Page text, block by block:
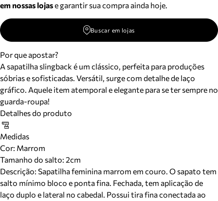
em nossas lojase garantir sua compra ainda hoje.
Buscar em lojas
Por que apostar?
A sapatilha slingback é um clássico, perfeita para produções
sóbrias e sofisticadas. Versátil, surge com detalhe de laço
gráfico. Aquele item atemporal e elegante para se ter sempre no
guarda-roupa!
Detalhes do produto
Medidas
Cor: Marrom
Tamanho do salto: 2cm
Descrição: Sapatilha feminina marrom em couro. O sapato tem
salto mínimo bloco e ponta fina. Fechada, tem aplicação de
laço duplo e lateral no cabedal. Possui tira fina conectada ao